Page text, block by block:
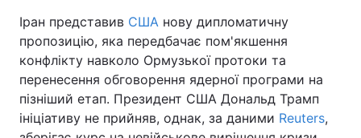
Іран представив США нову дипломатичну
пропозицію, яка передбачає пом'якшення
конфлікту навколо Ормузької протоки та
перенесення обговорення ядерної програми на
пізніший етап. Президент США Дональд Трамп
ініціативу не прийняв, однак, за даними Reuters,